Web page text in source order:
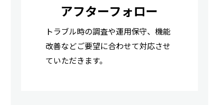
アフターフォロー
トラブル時の調査や運用保守、機能
改善などご要望に合わせて対応させ
ていただきます。